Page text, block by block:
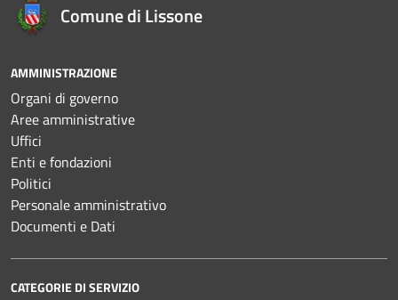
Comune di Lissone
AMMINISTRAZIONE
Organi di governo
Aree amministrative
Uffici
Enti e fondazioni
Politici
Personale amministrativo
Documenti e Dati
CATEGORIE DI SERVIZIO